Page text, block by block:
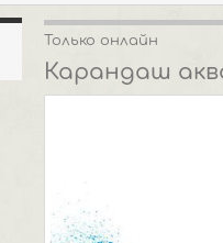
Только онлайн
Карандаш